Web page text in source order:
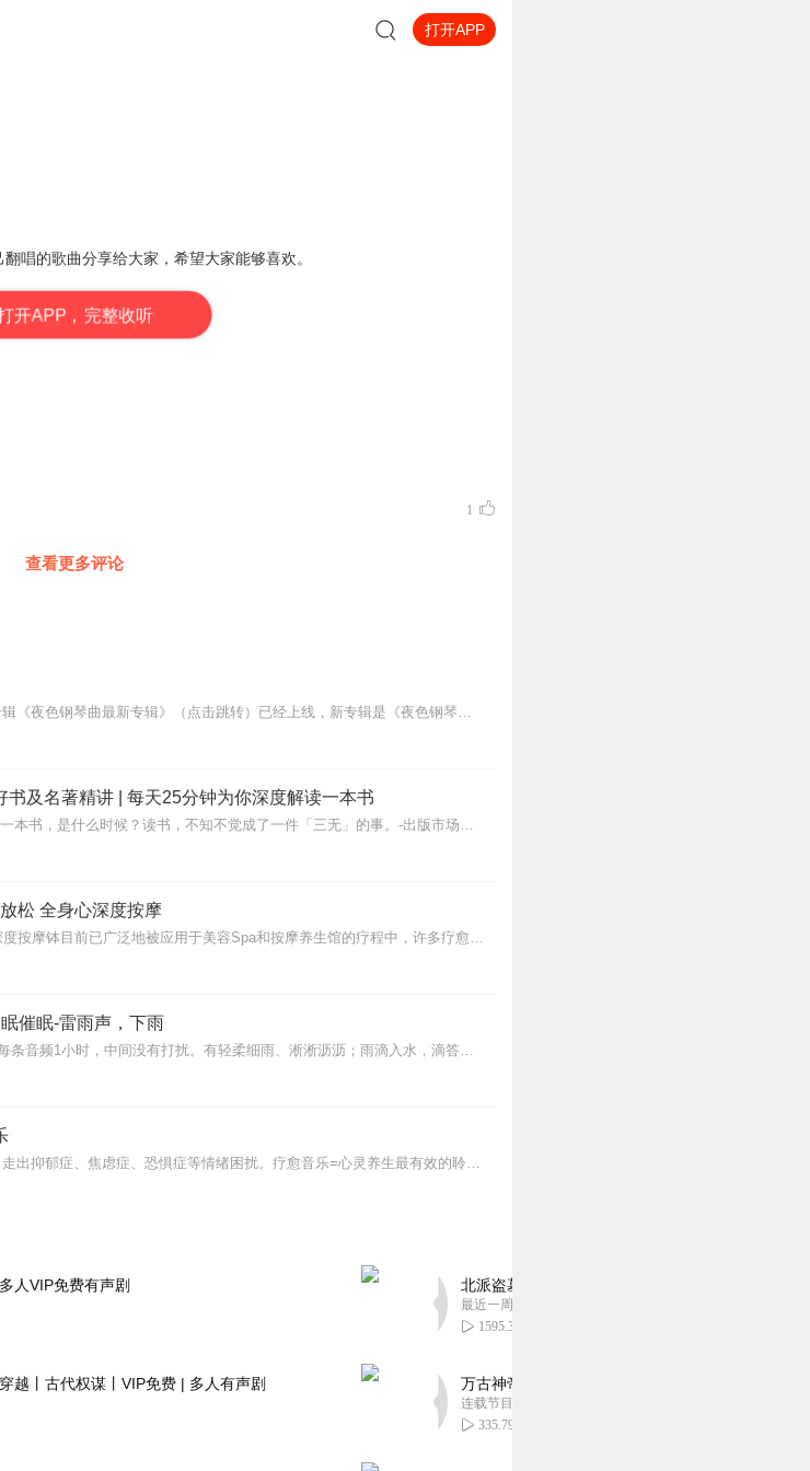
打开APP
唱的歌曲分享给大家，希望大家能够喜欢。
开APP，完整收听
1
查看更多评论
《夜色钢琴曲》最新专辑上线啦我的新专辑《夜色钢琴曲最新专辑》（点击跳转）已经上线，新专辑是《夜色钢琴曲》的升级版，我精选了诸多经典原创作品与大家分享，愿未来...
及名著精讲 | 每天25分钟为你深度解读一本书
点击进入喜马讲书频道页>>>你上次读完一本书，是什么时候？读书，不知不觉成了一件「三无」的事。-出版市场鱼龙混杂，没有眼光挑书。-信息超载事务冗杂，没有时...
松 全身心深度按摩
2块钱，你能得到什么？▼1次全身心的深度按摩钵目前已广泛地被应用于美容Spa和按摩养生馆的疗程中，许多疗愈师使用铜钵在身体上，发现5分钟铜钵按摩的深度放松，效...
催眠-雷雨声，下雨
本专辑，是张玎为您千挑万选的“雨声”。每条音频1小时，中间没有打扰。有轻柔细雨、淅淅沥沥；雨滴入水，滴答作响；隐隐雷声，隆隆为伴；流水潺潺，映入耳畔。这里没有音...
听心灵疗愈音乐，解忧心理，放空身心，走出抑郁症、焦虑症、恐惧症等情绪困扰。疗愈音乐=心灵养生最有效的聆听建议：步骤一、选择安静的环境，闭目静卧或坐。步骤二、根据...
人VIP免费有声剧
越丨古代权谋丨VIP免费 | 多人有声剧
北派盗墓笔记丨头陀渊出品丨悬疑灵异丨摸金校尉
最近一周更新
1595.31万
万古神帝丨玄幻丨热血丨紫襟团队演播丨多人有声
连载节目超二百集
335.79万